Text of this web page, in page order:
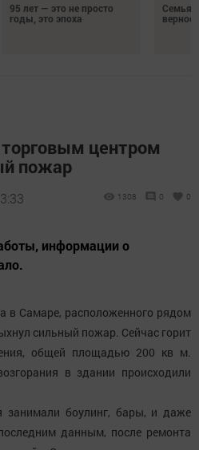
95 лет — это не просто
годы, это эпоха
Семья
центром
пожар
1308 0 0
информации о
в Самаре, расположенного рядом
сильный пожар. Сейчас горит
общей площадью 200 кв м.
в здании происходили
занимали боулинг, бары, и даже
данным, после ремонта